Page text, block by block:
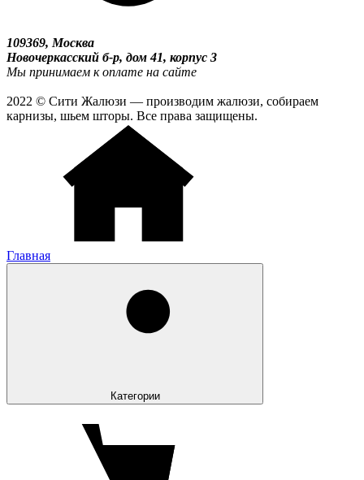
109369, Москва
Новочеркасский б-р, дом 41, корпус 3
Мы принимаем к оплате на сайте
2022 © Сити Жалюзи — производим жалюзи, собираем
карнизы, шьем шторы. Все права защищены.
Главная
Категории